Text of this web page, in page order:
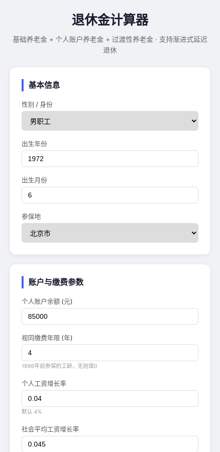
退休金计算器
基础养老金 + 个人账户养老金 + 过渡性养老金 · 支持渐进式延迟
退休
基本信息
性别 / 身份
出生年份
出生月份
参保地
账户与缴费参数
个人账户余额 (元)
视同缴费年限 (年)
1996年前参保的工龄，无则填0
个人工资增长率
默认 4%
社会平均工资增长率